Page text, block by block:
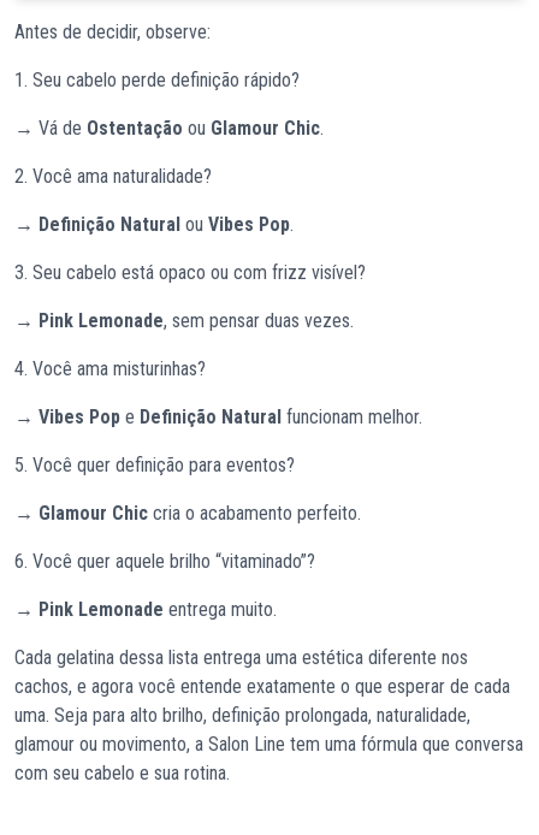
Antes de decidir, observe:
1. Seu cabelo perde definição rápido?
→ Vá de Ostentação ou Glamour Chic.
2. Você ama naturalidade?
→ Definição Natural ou Vibes Pop.
3. Seu cabelo está opaco ou com frizz visível?
→ Pink Lemonade, sem pensar duas vezes.
4. Você ama misturinhas?
→ Vibes Pop e Definição Natural funcionam melhor.
5. Você quer definição para eventos?
→ Glamour Chic cria o acabamento perfeito.
6. Você quer aquele brilho “vitaminado”?
→ Pink Lemonade entrega muito.
Cada gelatina dessa lista entrega uma estética diferente nos
cachos, e agora você entende exatamente o que esperar de cada
uma. Seja para alto brilho, definição prolongada, naturalidade,
glamour ou movimento, a Salon Line tem uma fórmula que conversa
com seu cabelo e sua rotina.